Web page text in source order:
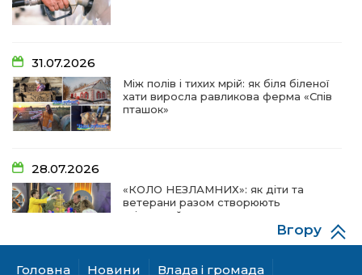
31.07.2026
Між полів і тихих мрій: як біля біленої
хати виросла равликова ферма «Спів
пташок»
28.07.2026
«КОЛО НЕЗЛАМНИХ»: як діти та
ветерани разом створюють
унікальний телепроєкт
Головна Новини Влада і громада
Вгору